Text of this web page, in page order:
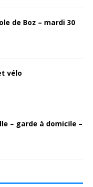
de Boz – mardi 30
vélo
– garde à domicile –